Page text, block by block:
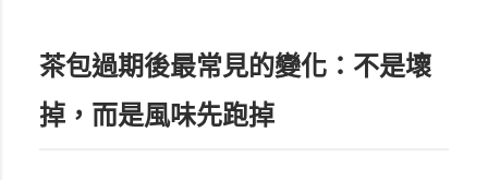
茶包過期後最常見的變化：不是壞
掉，而是風味先跑掉